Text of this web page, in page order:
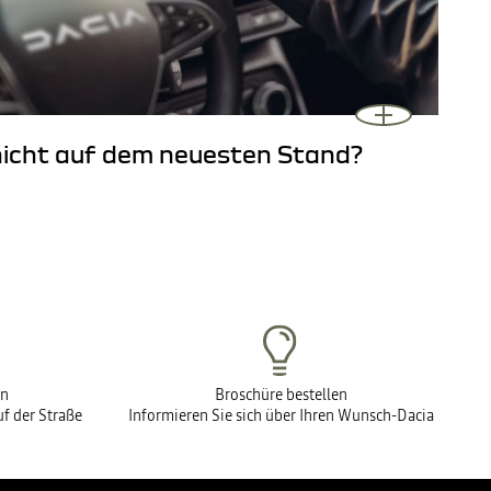
auf dem neuesten Stand?
der Straße
Broschüre bestellen
Informieren Sie sich über Ihren Wunsch-Dacia